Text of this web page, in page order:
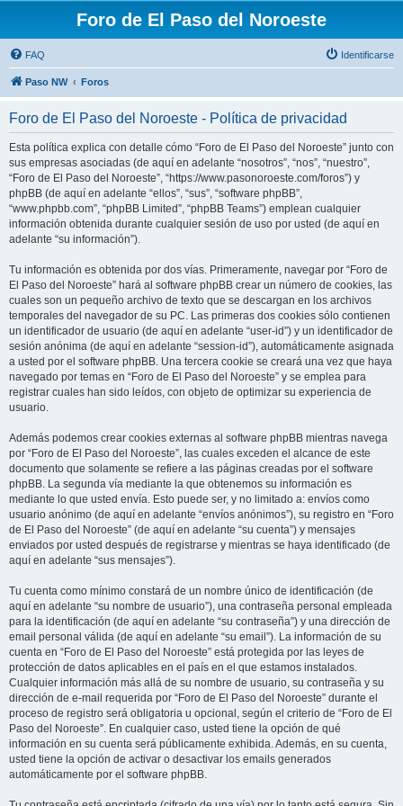
Foro de El Paso del Noroeste
FAQ Identificarse
Paso NW Foros
Foro de El Paso del Noroeste - Política de privacidad
Esta política explica con detalle cómo “Foro de El Paso del Noroeste” junto con
sus empresas asociadas (de aquí en adelante “nosotros”, “nos”, “nuestro”,
“Foro de El Paso del Noroeste”, “https://www.pasonoroeste.com/foros”) y
phpBB (de aquí en adelante “ellos”, “sus”, “software phpBB”,
“www.phpbb.com”, “phpBB Limited”, “phpBB Teams”) emplean cualquier
información obtenida durante cualquier sesión de uso por usted (de aquí en
adelante “su información”).
Tu información es obtenida por dos vías. Primeramente, navegar por “Foro de
El Paso del Noroeste” hará al software phpBB crear un número de cookies, las
cuales son un pequeño archivo de texto que se descargan en los archivos
temporales del navegador de su PC. Las primeras dos cookies sólo contienen
un identificador de usuario (de aquí en adelante “user-id”) y un identificador de
sesión anónima (de aquí en adelante “session-id”), automáticamente asignada
a usted por el software phpBB. Una tercera cookie se creará una vez que haya
navegado por temas en “Foro de El Paso del Noroeste” y se emplea para
registrar cuales han sido leídos, con objeto de optimizar su experiencia de
usuario.
Además podemos crear cookies externas al software phpBB mientras navega
por “Foro de El Paso del Noroeste”, las cuales exceden el alcance de este
documento que solamente se refiere a las páginas creadas por el software
phpBB. La segunda vía mediante la que obtenemos su información es
mediante lo que usted envía. Esto puede ser, y no limitado a: envíos como
usuario anónimo (de aquí en adelante “envíos anónimos”), su registro en “Foro
de El Paso del Noroeste” (de aquí en adelante “su cuenta”) y mensajes
enviados por usted después de registrarse y mientras se haya identificado (de
aquí en adelante “sus mensajes”).
Tu cuenta como mínimo constará de un nombre único de identificación (de
aquí en adelante “su nombre de usuario”), una contraseña personal empleada
para la identificación (de aquí en adelante “su contraseña”) y una dirección de
email personal válida (de aquí en adelante “su email”). La información de su
cuenta en “Foro de El Paso del Noroeste” está protegida por las leyes de
protección de datos aplicables en el país en el que estamos instalados.
Cualquier información más allá de su nombre de usuario, su contraseña y su
dirección de e-mail requerida por “Foro de El Paso del Noroeste” durante el
proceso de registro será obligatoria u opcional, según el criterio de “Foro de El
Paso del Noroeste”. En cualquier caso, usted tiene la opción de qué
información en su cuenta será públicamente exhibida. Además, en su cuenta,
usted tiene la opción de activar o desactivar los emails generados
automáticamente por el software phpBB.